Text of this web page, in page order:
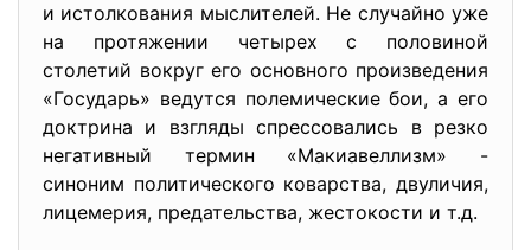
и истолкования мыслителей. Не случайно уже
на протяжении четырех с половиной
столетий вокруг его основного произведения
«Государь» ведутся полемические бои, а его
доктрина и взгляды спрессовались в резко
негативный термин «Макиавеллизм» -
синоним политического коварства, двуличия,
лицемерия, предательства, жестокости и т.д.